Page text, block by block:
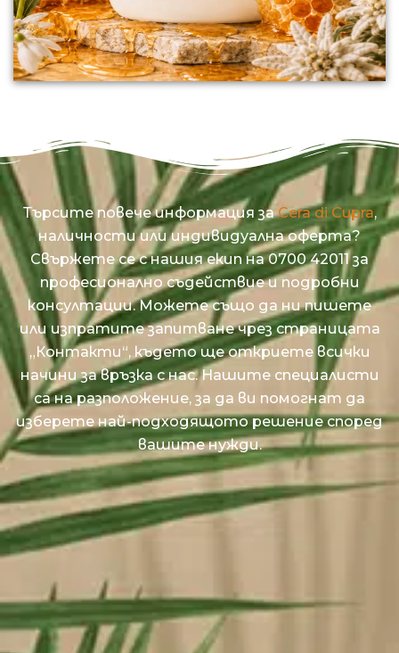
Търсите повече информация заCera di Cupra,
наличности или индивидуална оферта?
Свържете се с нашия екип на0700 42011за
професионално съдействие и подробни
консултации. Можете също да ни пишете
или изпратите запитване чрез страницата
„Контакти“, където ще откриете всички
начини за връзка с нас. Нашите специалисти
са на разположение, за да ви помогнат да
изберете най-подходящото решение според
вашите нужди.